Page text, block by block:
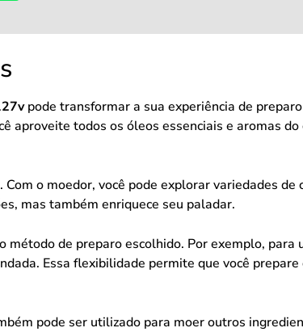
pode transformar a sua experiência de
aproveite todos os óleos essenciais e aromas
o moedor, você pode explorar variedades de
mas também enriquece seu paladar.
método de preparo escolhido. Por exemplo,
Essa flexibilidade permite que você
pode ser utilizado para moer outros